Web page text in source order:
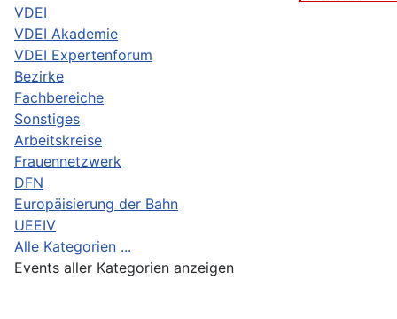
VDEI
VDEI Akademie
VDEI Expertenforum
Bezirke
Fachbereiche
Sonstiges
Arbeitskreise
Frauennetzwerk
DFN
Europäisierung der Bahn
UEEIV
Alle Kategorien ...
Events aller Kategorien anzeigen